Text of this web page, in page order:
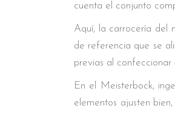
cuenta el conjunto
Aquí, la carrocería del
de referencia que se
previas al
En el Meisterbock,
elementos ajusten